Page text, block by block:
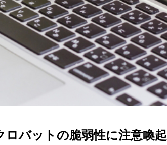
バットの脆弱性に注意喚起